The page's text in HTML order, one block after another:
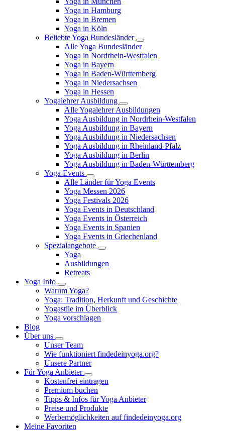
Yoga in Hamburg
Yoga in Bremen
Yoga in Köln
Beliebte Yoga Bundesländer
Alle Yoga Bundesländer
Yoga in Nordrhein-Westfalen
Yoga in Bayern
Yoga in Baden-Württemberg
Yoga in Niedersachsen
Yoga in Hessen
Yogalehrer Ausbildung
Alle Yogalehrer Ausbildungen
Yoga Ausbildung in Nordrhein-Westfalen
Yoga Ausbildung in Bayern
Yoga Ausbildung in Niedersachsen
Yoga Ausbildung in Rheinland-Pfalz
Yoga Ausbildung in Berlin
Yoga Ausbildung in Baden-Württemberg
Yoga Events
Alle Länder für Yoga Events
Yoga Messen 2026
Yoga Festivals 2026
Yoga Events in Deutschland
Yoga Events in Österreich
Yoga Events in Spanien
Yoga Events in Griechenland
Spezialangebote
Yoga
Ausbildungen
Retreats
Yoga Info
Warum Yoga?
Yoga: Tradition, Herkunft und Geschichte
Yogastile im Überblick
Yoga vorschlagen
Blog
Über uns
Unser Team
Wie funktioniert findedeinyoga.org?
Unsere Partner
Für Yoga Anbieter
Kostenfrei eintragen
Premium buchen
Tipps & Infos für Yoga Anbieter
Preise und Produkte
Werbemöglichkeiten auf findedeinyoga.org
Meine Favoriten